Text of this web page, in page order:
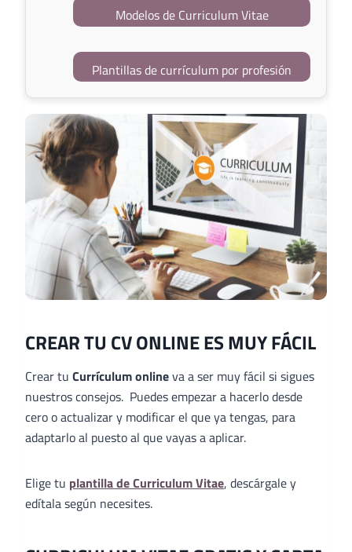
Modelos de Curriculum Vitae
Plantillas de currículum por profesión
CREAR TU CV ONLINE ES MUY FÁCIL
Crear tu Currículum onlineva a ser muy fácil si sigues
nuestros consejos. Puedes empezar a hacerlo desde
cero o actualizar y modificar el que ya tengas, para
adaptarlo al puesto al que vayas a aplicar.
Elige tu plantilla de Curriculum Vitae, descárgale y
edítala según necesites.